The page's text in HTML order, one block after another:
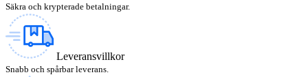
Säkra och krypterade betalningar.
Leveransvillkor
Snabb och spårbar leverans.